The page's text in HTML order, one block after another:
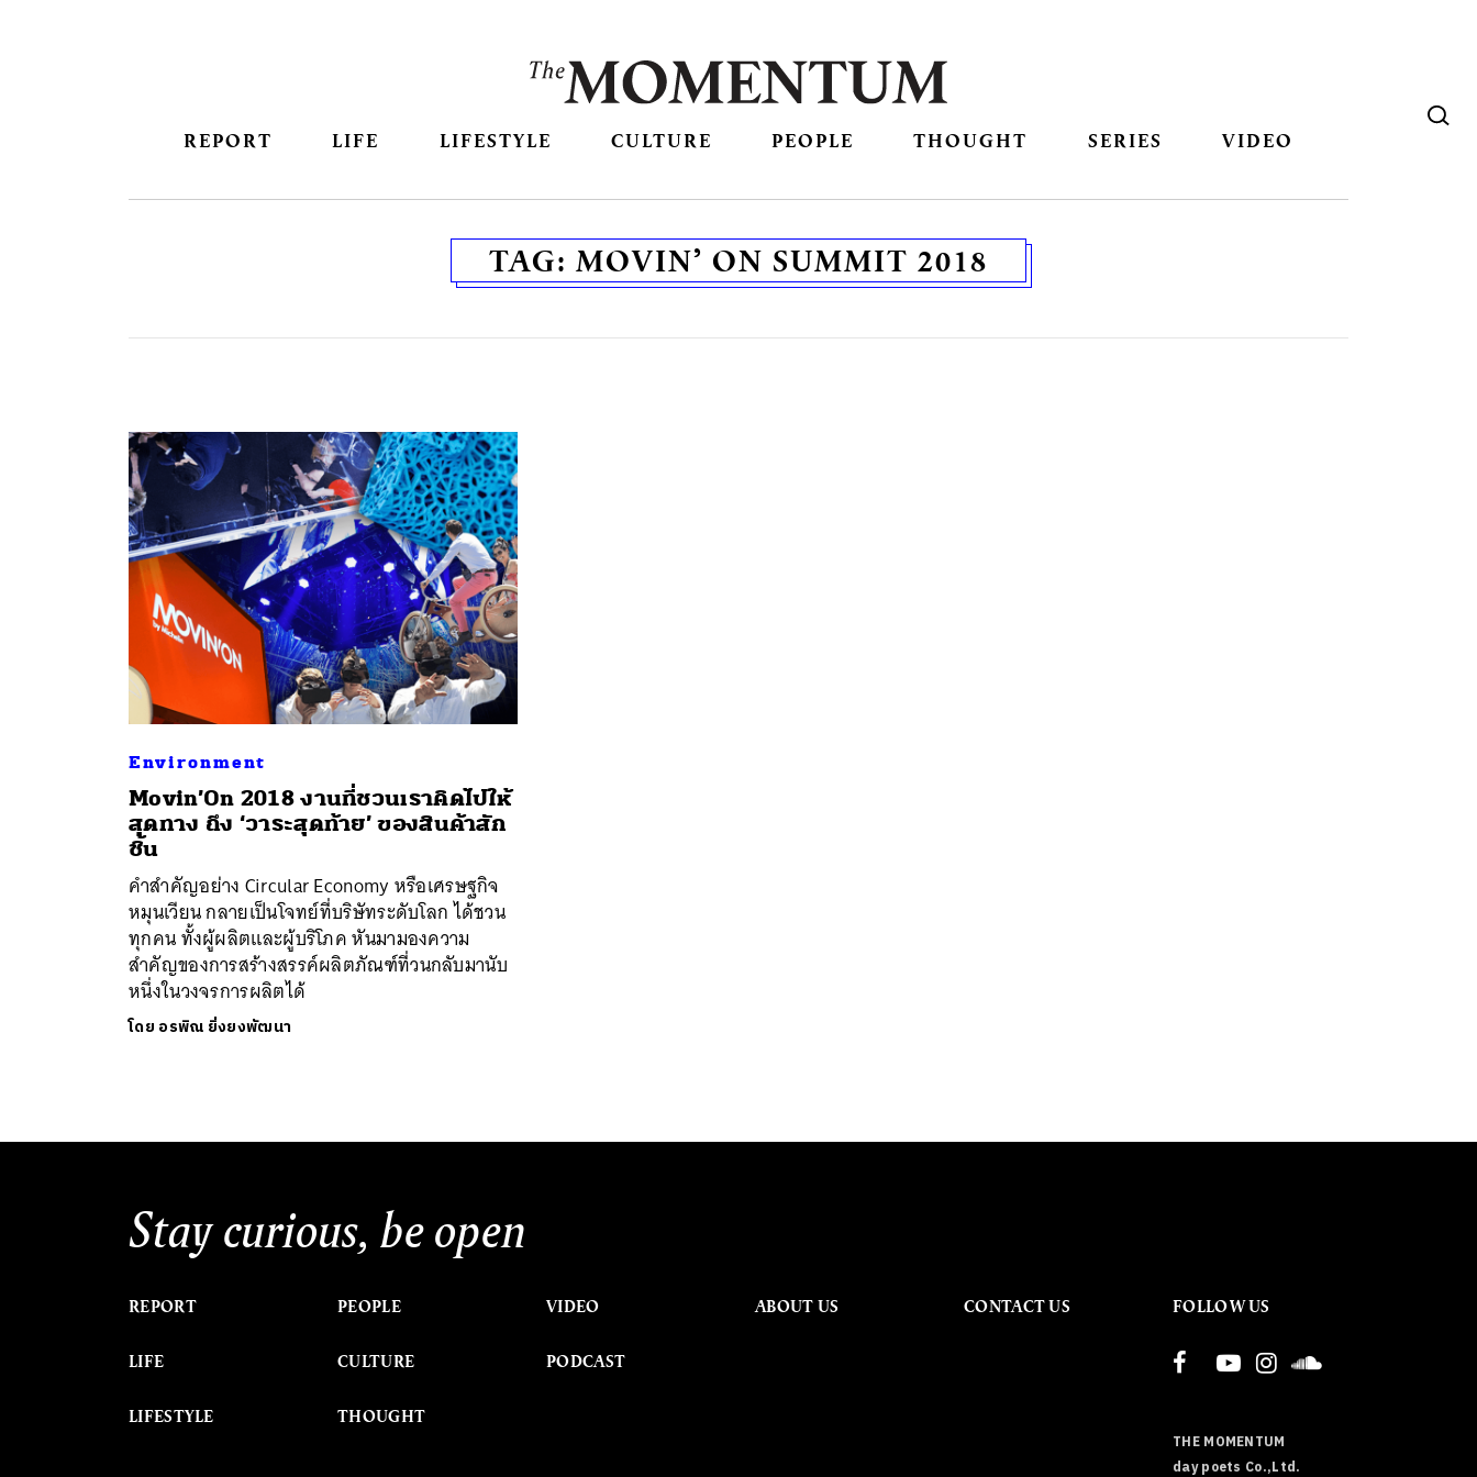
REPORT LIFE LIFESTYLE CULTURE PEOPLE THOUGHT SERIES VIDEO
TAG: MOVIN’ ON SUMMIT 2018
Environment
Movin’On 2018 งานที่ชวนเราคิดไปให้
สุดทาง ถึง ‘วาระสุดท้าย’ ของสินค้าสัก
ชิ้น
คำสำคัญอย่าง Circular Economy หรือเศรษฐกิจ
หมุนเวียน กลายเป็นโจทย์ที่บริษัทระดับโลก ได้ชวน
ทุกคน ทั้งผู้ผลิตและผู้บริโภค หันมามองความ
สำคัญของการสร้างสรรค์ผลิตภัณฑ์ที่วนกลับมานับ
หนึ่งในวงจรการผลิตได้
โดย อรพิณ ยิ่งยงพัฒนา
Stay curious, be open
REPORT
LIFE
LIFESTYLE
PEOPLE
CULTURE
THOUGHT
VIDEO
PODCAST
ABOUT US CONTACT US FOLLOW US
THE MOMENTUM
day poets Co.,Ltd.